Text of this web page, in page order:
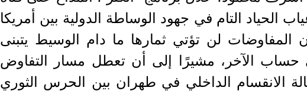
الحياد التام في جهود الوساطة الدولية بين أمريكا
المفاوضات لن تؤتي ثمارها ما دام الوسيط يتبنى
الآخر، مشيرًا إلى أن تعطل مسار التفاوض
الانقسام الداخلي في طهران بين الحرس الثوري